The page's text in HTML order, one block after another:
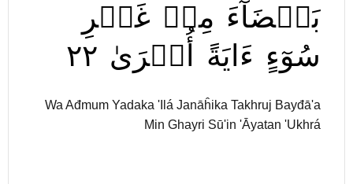
بَيۡضَآءَ مِنۡ غَيۡرِ
سُوٓءٍ ءَايَةً أُخۡرَىٰ ٢٢
Wa Ađmum Yadaka 'Ilá Janāĥika Takhruj Bayđā'a
Min Ghayri Sū'in 'Āyatan 'Ukhrá